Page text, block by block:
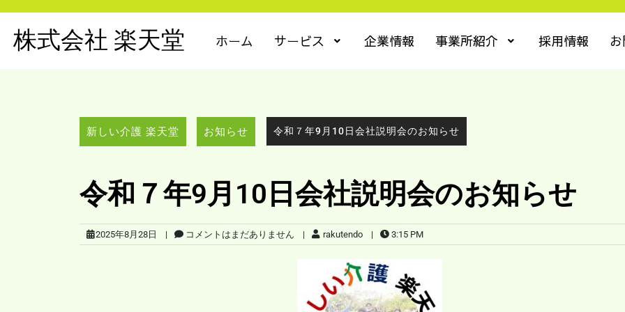
株式会社 楽天堂 ホーム サービス 企業情報 事業所紹介 採用情報
新しい介護 楽天堂 お知らせ 令和７年9月10日会社説明会のお知らせ
令和７年9月10日会社説明会のお知らせ
2025年8月28日 | コメントはまだありません | rakutendo | 3:15 PM